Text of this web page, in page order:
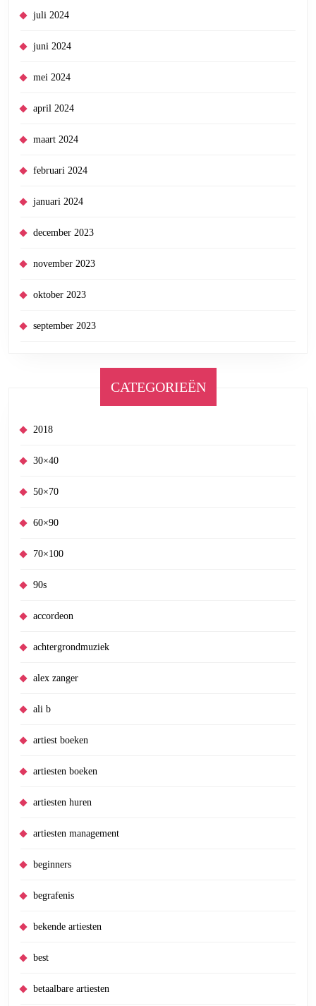
juli 2024
juni 2024
mei 2024
april 2024
maart 2024
februari 2024
januari 2024
december 2023
november 2023
oktober 2023
september 2023
CATEGORIEËN
2018
30×40
50×70
60×90
70×100
90s
accordeon
achtergrondmuziek
alex zanger
ali b
artiest boeken
artiesten boeken
artiesten huren
artiesten management
beginners
begrafenis
bekende artiesten
best
betaalbare artiesten